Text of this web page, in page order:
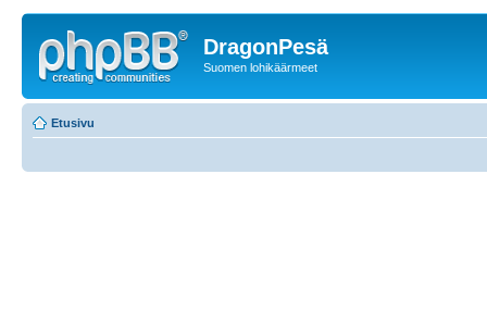
DragonPesä
Suomen lohikäärmeet
Etusivu